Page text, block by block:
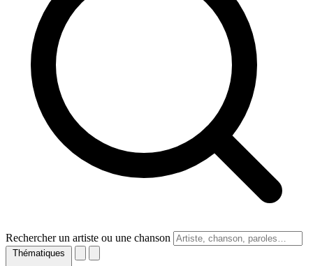
Rechercher un artiste ou une chanson
Thématiques